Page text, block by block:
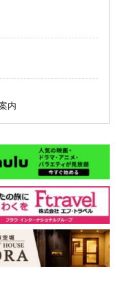
内